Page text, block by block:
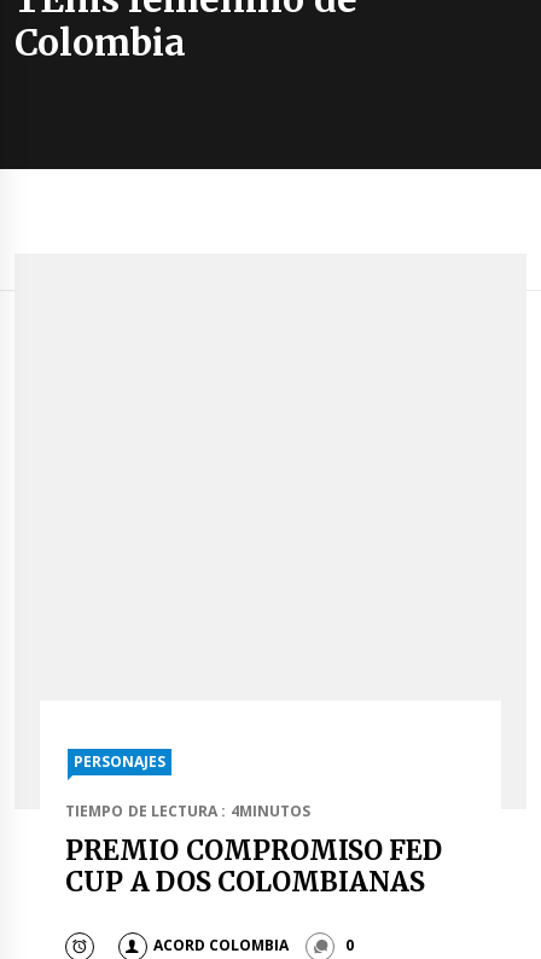
Colombia
PERSONAJES
TIEMPO DE LECTURA : 4MINUTOS
PREMIO COMPROMISO FED
CUP A DOS COLOMBIANAS
ACORD COLOMBIA 0